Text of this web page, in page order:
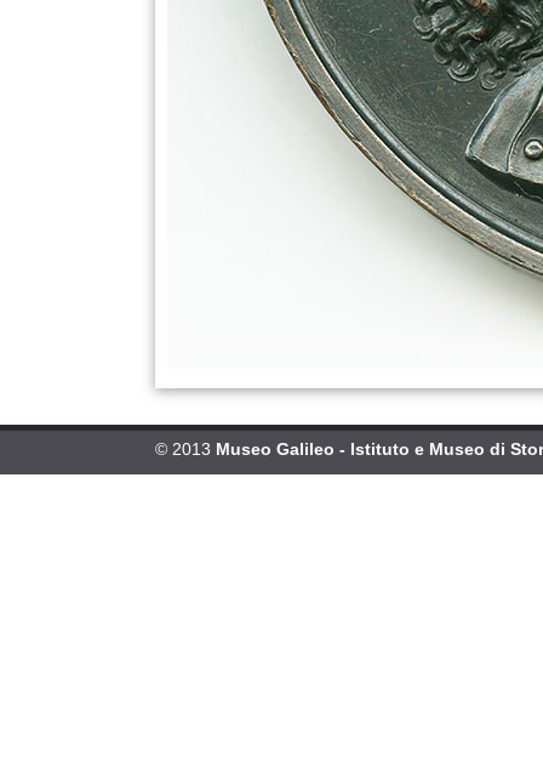
© 2013 Museo Galileo - Istituto e Museo di